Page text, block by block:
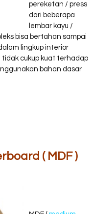
pereketan / press
dari beberapa
lembar kayu /
bisa bertahan sampai
lingkup interior
tidak cukup kuat terhadap
bahan dasar
( MDF )